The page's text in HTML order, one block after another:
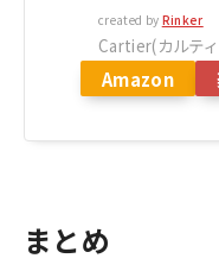
created by Rinker
Cartier(カルテ
Amazon
まとめ